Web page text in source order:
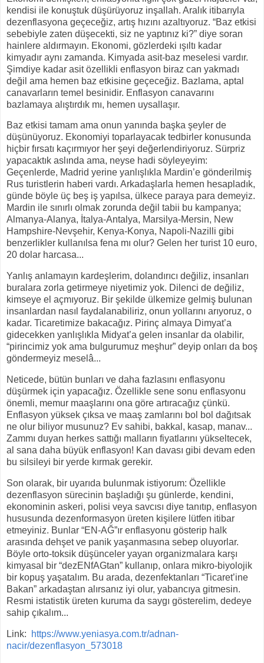
kendisi ile konuştuk düşürüyoruz inşallah. Aralık itibarıyla
dezenflasyona geçeceğiz, artış hızını azaltıyoruz. “Baz etkisi
sebebiyle zaten düşecekti, siz ne yaptınız ki?” diye soran
hainlere aldırmayın. Ekonomi, gözlerdeki ışıltı kadar
kimyadır aynı zamanda. Kimyada asit-baz meselesi vardır.
Şimdiye kadar asit özellikli enflasyon biraz can yakmadı
değil ama hemen baz etkisine geçeceğiz. Bazlama, aptal
canavarların temel besinidir. Enflasyon canavarını
bazlamaya alıştırdık mı, hemen uysallaşır.
Baz etkisi tamam ama onun yanında başka şeyler de
düşünüyoruz. Ekonomiyi toparlayacak tedbirler konusunda
hiçbir fırsatı kaçırmıyor her şeyi değerlendiriyoruz. Sürpriz
yapacaktık aslında ama, neyse hadi söyleyeyim:
Geçenlerde, Madrid yerine yanlışlıkla Mardin’e gönderilmiş
Rus turistlerin haberi vardı. Arkadaşlarla hemen hesapladık,
günde böyle üç beş iş yapılsa, ülkece paraya para demeyiz.
Mardin ile sınırlı olmak zorunda değil tabii bu kampanya;
Almanya-Alanya, İtalya-Antalya, Marsilya-Mersin, New
Hampshire-Nevşehir, Kenya-Konya, Napoli-Nazilli gibi
benzerlikler kullanılsa fena mı olur? Gelen her turist 10 euro,
20 dolar harcasa...
Yanlış anlamayın kardeşlerim, dolandırıcı değiliz, insanları
buralara zorla getirmeye niyetimiz yok. Dilenci de değiliz,
kimseye el açmıyoruz. Bir şekilde ülkemize gelmiş bulunan
insanlardan nasıl faydalanabiliriz, onun yollarını arıyoruz, o
kadar. Ticaretimize bakacağız. Pirinç almaya Dimyat’a
gidecekken yanlışlıkla Midyat’a gelen insanlar da olabilir,
“pirincimiz yok ama bulgurumuz meşhur” deyip onları da boş
göndermeyiz meselâ...
Neticede, bütün bunları ve daha fazlasını enflasyonu
düşürmek için yapacağız. Özellikle sene sonu enflasyonu
önemli, memur maaşlarını ona göre artıracağız çünkü.
Enflasyon yüksek çıksa ve maaş zamlarını bol bol dağıtsak
ne olur biliyor musunuz? Ev sahibi, bakkal, kasap, manav...
Zammı duyan herkes sattığı malların fiyatlarını yükseltecek,
al sana daha büyük enflasyon! Kan davası gibi devam eden
bu silsileyi bir yerde kırmak gerekir.
Son olarak, bir uyarıda bulunmak istiyorum: Özellikle
dezenflasyon sürecinin başladığı şu günlerde, kendini,
ekonominin askeri, polisi veya savcısı diye tanıtıp, enflasyon
hususunda dezenformasyon üreten kişilere lütfen itibar
etmeyiniz. Bunlar “EN-AĞ”ır enflasyonu gösterip halk
arasında dehşet ve panik yaşanmasına sebep oluyorlar.
Böyle orto-toksik düşünceler yayan organizmalara karşı
kimyasal bir “dezENfAGtan” kullanıp, onlara mikro-biyolojik
bir kopuş yaşatalım. Bu arada, dezenfektanları “Ticaret’ine
Bakan” arkadaştan alırsanız iyi olur, yabancıya gitmesin.
Resmi istatistik üreten kuruma da saygı gösterelim, dedeye
sahip çıkalım...
Link:
https://www.yeniasya.com.tr/adnan-
nacir/dezenflasyon_573018